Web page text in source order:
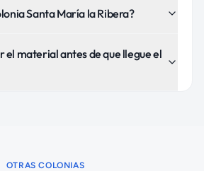
Santa María la Ribera?
el material antes de que llegue el
OTRAS COLONIAS